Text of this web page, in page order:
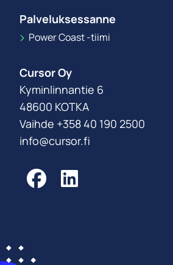
Palveluksessanne
Power Coast -tiimi
Cursor Oy
Kyminlinnantie 6
48600 KOTKA
Vaihde +358 40 190 2500
info@cursor.fi
Facebook